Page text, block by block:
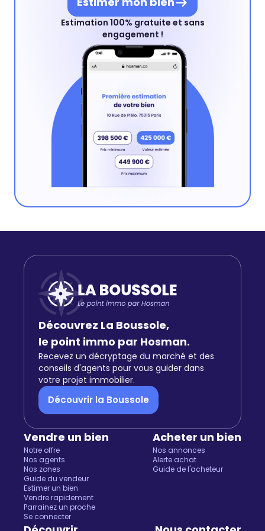
Estimation 100% gratuite et sans
engagement !
Découvrez La Boussole,
le point immo par Hosman.
Recevez un décryptage du marché et des
conseils d'agents pour vous guider dans
votre projet immobilier.
Découvrir la Boussole
Vendre un bien
Notre offre
Nos agents
Nos zones
Guide du vendeur
Estimer un bien
Vendre rapidement
Parrainez un proche
Se connecter
Acheter un bien
Nos annonces
Alerte achat
Guide de l'acheteur